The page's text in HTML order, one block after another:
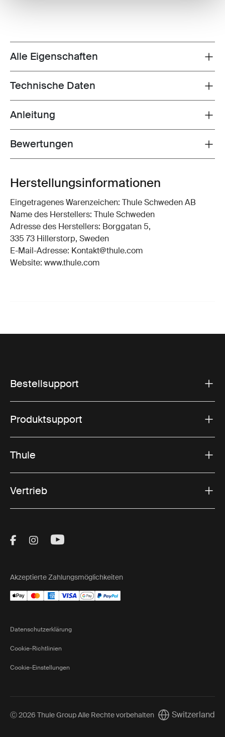
Toggle features
Alle Eigenschaften
Toggle techspec
Technische Daten
Toggle guides and instructions
Anleitung
Toggle overview
Bewertungen
Herstellungsinformationen
Eingetragenes Warenzeichen: Thule Schweden AB
Name des Herstellers: Thule Schweden
Adresse des Herstellers: Borggatan 5,
335 73 Hillerstorp, Sweden
E-Mail-Adresse: Kontakt@thule.com
Website: www.thule.com
Bestellsupport
Produktsupport
Thule
Vertrieb
Visit Thule on Facebook (external link)
Visit Thule on Instagram (external link)
Visit Thule on Youtube (external
Akzeptierte Zahlungsmöglichkeiten
Datenschutzerklärung
Cookie-Richtlinien
Cookie-Einstellungen
Ⓒ 2026 Thule Group Alle Rechte vorbehalten Current market/
Switzerland